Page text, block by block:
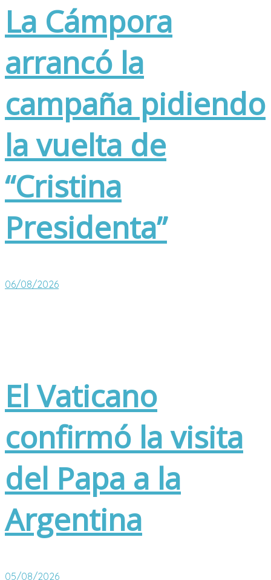
La Cámpora
arrancó la
campaña pidiendo
la vuelta de
“Cristina
Presidenta”
06/08/2026
El Vaticano
confirmó la visita
del Papa a la
Argentina
05/08/2026